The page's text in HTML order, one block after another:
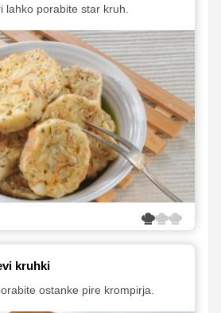
lahko porabite star kruh.
kruhki
ostanke pire krompirja.